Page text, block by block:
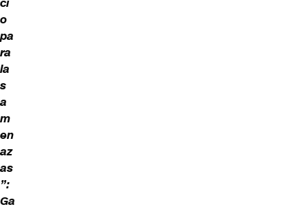
o
pa
ra
la
s
a
m
en
az
as
”:
Ga